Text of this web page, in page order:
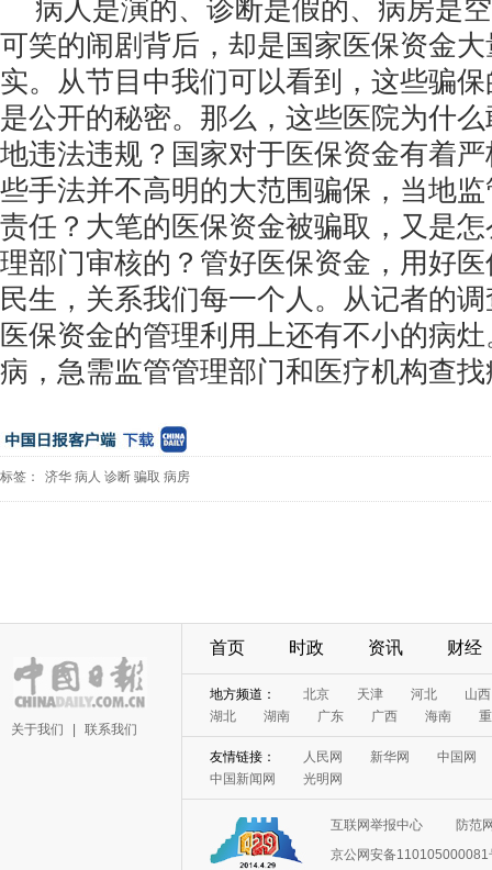
病人是演的、诊断是假的、病房是
可笑的闹剧背后，却是国家医保资金
实。从节目中我们可以看到，这些骗
是公开的秘密。那么，这些医院为什
地违法违规？国家对于医保资金有着
些手法并不高明的大范围骗保，当地
责任？大笔的医保资金被骗取，又是
理部门审核的？管好医保资金，用好
民生，关系我们每一个人。从记者的
医保资金的管理利用上还有不小的病
病，急需监管管理部门和医疗机构查
标签： 济华 病人 诊断 骗取 病房
关于我们 联系我们
首页 时政 资讯 财经
地方频道： 北京 天津 河北
山西
湖北
湖南 广东 广西 海南
友情链接： 人民网 新华网
中国网
中国新闻网
光明网
互联网举报中心
防范
京公网安备110105000081